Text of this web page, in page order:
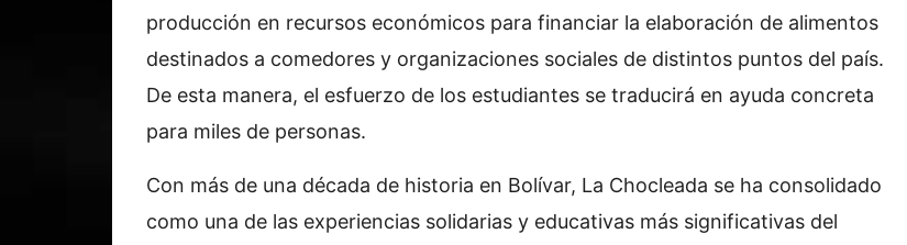
producción en recursos económicos para financiar la elaboración de alimentos
destinados a comedores y organizaciones sociales de distintos puntos del país.
De esta manera, el esfuerzo de los estudiantes se traducirá en ayuda concreta
para miles de personas.
Con más de una década de historia en Bolívar, La Chocleada se ha consolidado
como una de las experiencias solidarias y educativas más significativas del